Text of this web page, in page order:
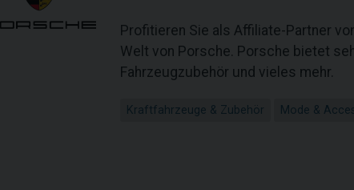
Profitieren Sie als Affiliate-Partner
Welt von Porsche. Porsche bietet
Fahrzeugzubehör und vieles mehr.
Kraftfahrzeuge & Zubehör Mode &